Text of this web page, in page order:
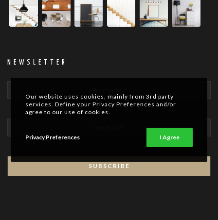
NEWSLETTER
Our website uses cookies, mainly from 3rd party
services. Define your Privacy Preferences and/or
agree to our use of cookies.
Privacy Preferences I Agree